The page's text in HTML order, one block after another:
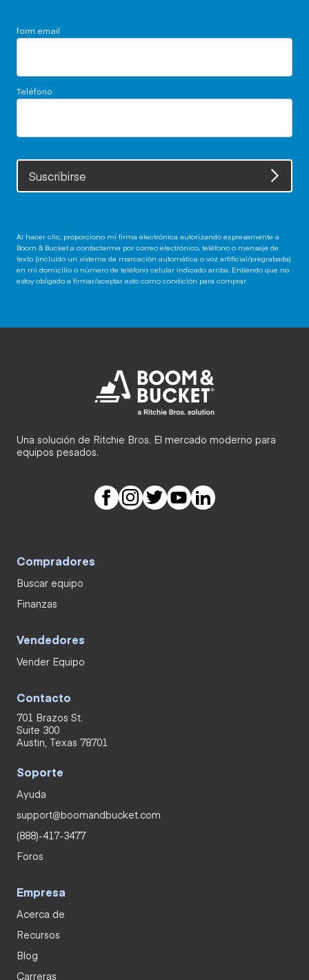
form.email
Teléfono
Suscribirse
Al hacer clic, proporciono mi firma electrónica autorizando expresamente a
Boom & Bucket a contactarme por correo electrónico, teléfono o mensaje de
texto (incluido un sistema de marcación automática o voz artificial/pregrabada)
en mi domicilio o número de teléfono celular indicado arriba. Entiendo que no
estoy obligado a firmar/aceptar esto como condición para comprar.
Una solución de Ritchie Bros. El mercado moderno para
equipos pesados.
Compradores
Buscar equipo
Finanzas
Vendedores
Vender Equipo
Contacto
701 Brazos St.
Suite 300
Austin, Texas 78701
Soporte
Ayuda
support@boomandbucket.com
(888)-417-3477
Foros
Empresa
Acerca de
Recursos
Blog
Carreras